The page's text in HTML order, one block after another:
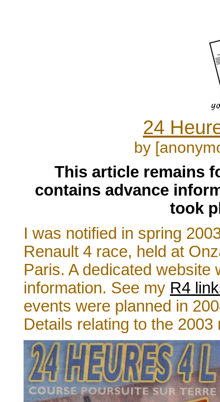
24
by
This article remains
contains advance
took
I was notified in spring
Renault 4 race, held at
Paris. A dedicated website
information. See my R4
events were planned in
Details relating to the